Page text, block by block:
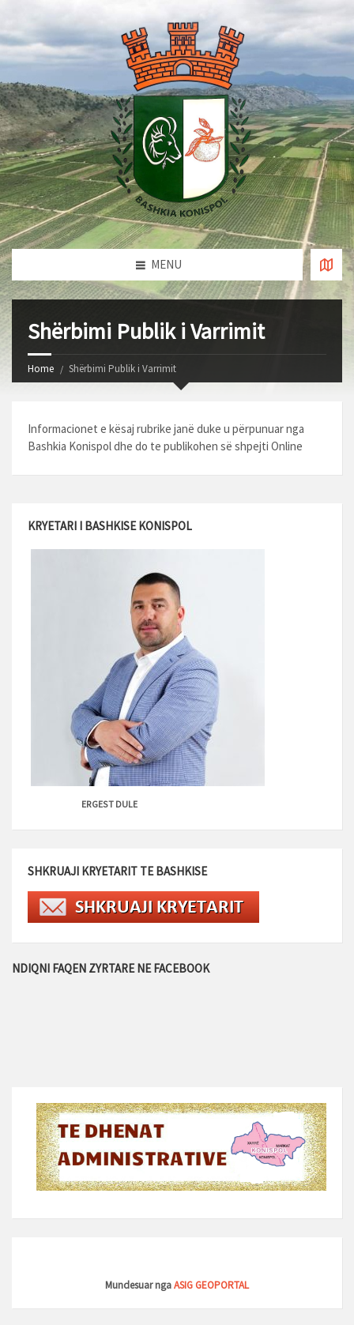
MENU
Shërbimi Publik i Varrimit
Home Shërbimi Publik i Varrimit
Informacionet e kësaj rubrike janë duke u përpunuar nga
Bashkia Konispol dhe do te publikohen së shpejti Online
KRYETARI I BASHKISE KONISPOL
ERGEST DULE
SHKRUAJI KRYETARIT TE BASHKISE
NDIQNI FAQEN ZYRTARE NE FACEBOOK
Mundesuar ngaASIG GEOPORTAL